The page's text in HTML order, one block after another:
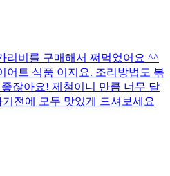
리비를 구매해서 쪄먹었어요 ^^
어트 식품 이지요. 조리방법도 볶
잖아요! 제철이니 만큼 너무 달
전에 모두 맛있게 드셔보세요